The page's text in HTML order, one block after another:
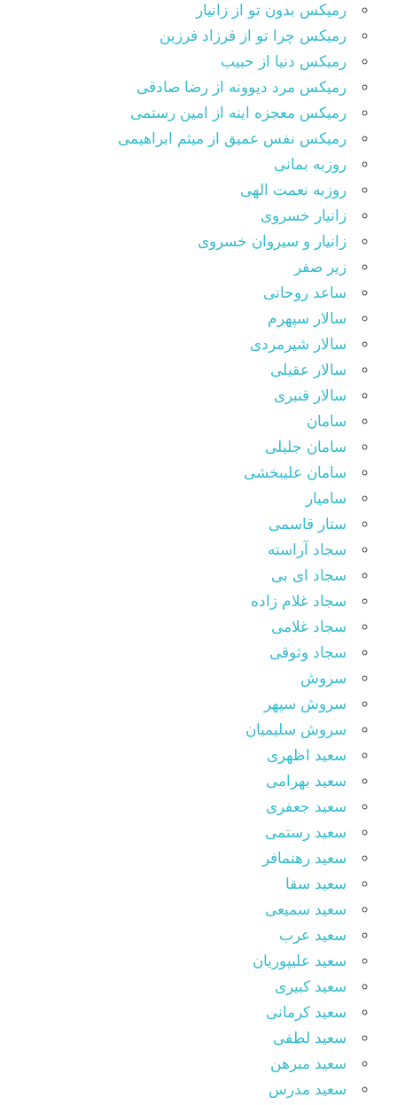
رمیکس بدون تو از زانیار
رمیکس چرا تو از فرزاد فرزین
رمیکس دنیا از حبیب
رمیکس مرد دیوونه از رضا صادقی
رمیکس معجزه اینه از امین رستمی
رمیکس نفس عمیق از میثم ابراهیمی
روزبه بمانی
روزبه نعمت الهی
زانیار خسروی
زانیار و سیروان خسروی
زیر صفر
ساعد روحانی
سالار سپهرم
سالار شیرمردی
سالار عقیلی
سالار قنبری
سامان
سامان جلیلی
سامان علیبخشی
سامیار
ستار قاسمی
سجاد آراسته
سجاد ای بی
سجاد غلام زاده
سجاد غلامی
سجاد وثوقى
سروش
سروش سپهر
سروش سلیمیان
سعید اظهری
سعید بهرامی
سعید جعفری
سعید رستمی
سعید رهنمافر
سعید سقا
سعید سمیعی
سعید عرب
سعید علیپوریان
سعید کبیری
سعید کرمانی
سعید لطفی
سعید مبرهن
سعید مدرس